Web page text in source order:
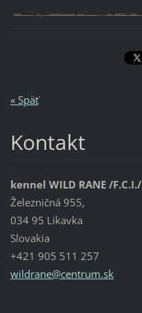
« Späť
Kontakt
kennel WILD RANE /F.C.I./
Železničná 955,
034 95 Likavka
Slovakia
+421 905 511 257
wildrane@centrum.sk